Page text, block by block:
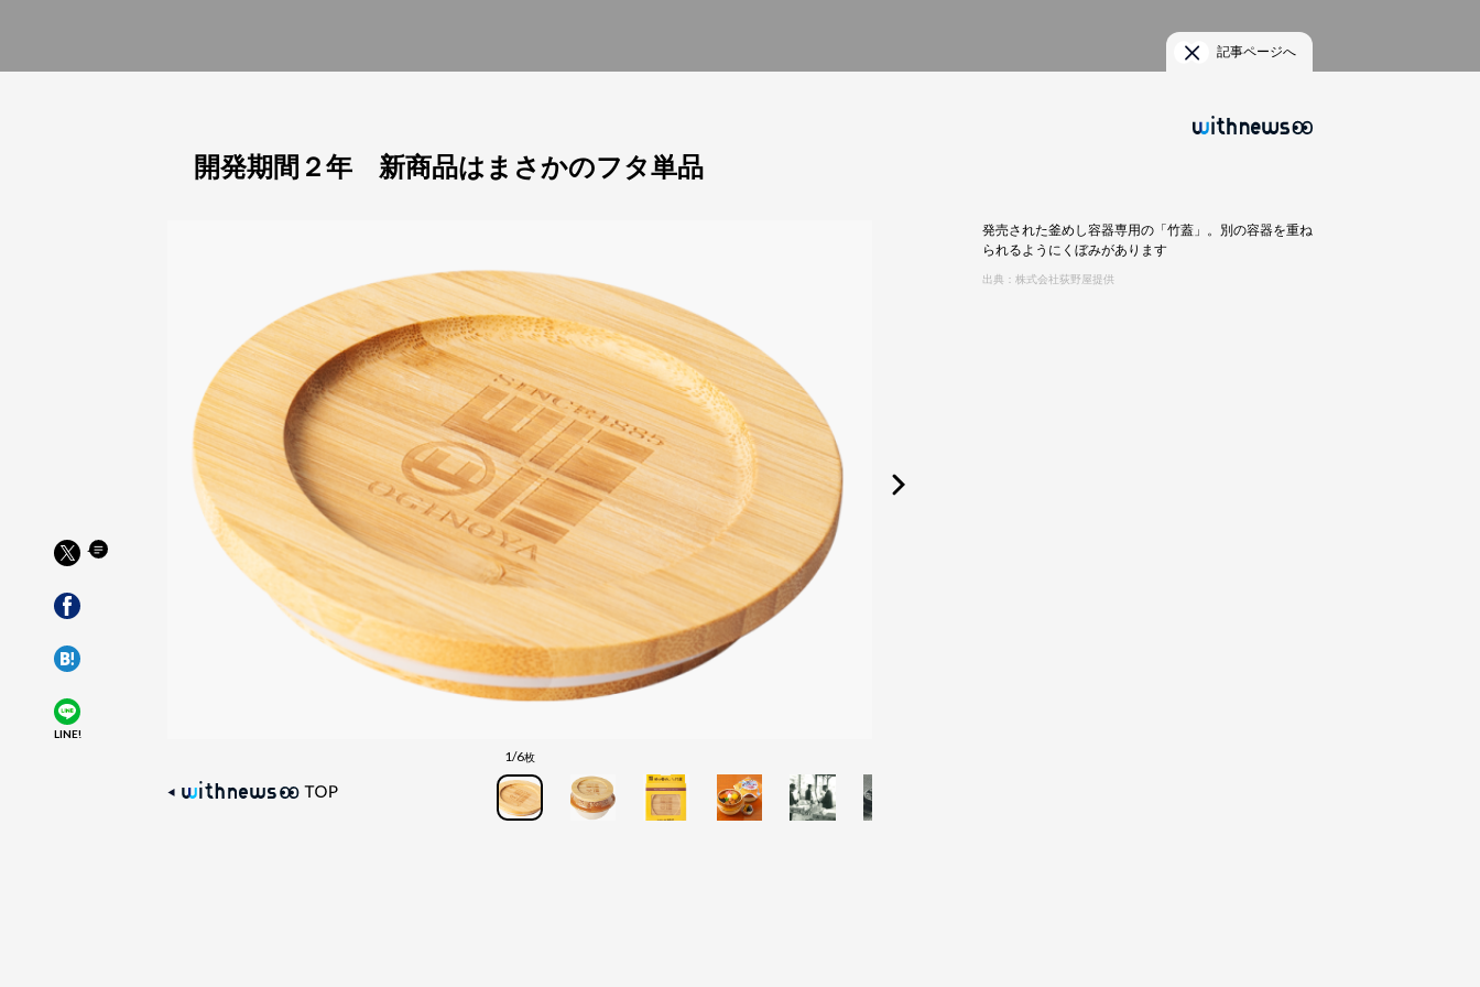
LINE!
記事ページへ
開発期間２年 新商品はまさかのフタ単品
1/6枚
発売された釜めし容器専用の「竹蓋」。別の容器を重ね
られるようにくぼみがあります
出典：株式会社荻野屋提供